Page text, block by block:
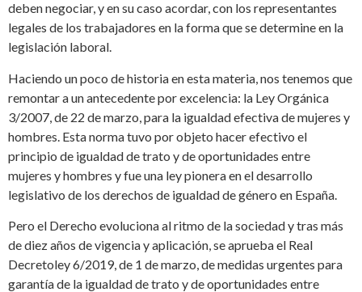
deben negociar, y en su caso acordar, con los representantes
legales de los trabajadores en la forma que se determine en la
legislación laboral.
Haciendo un poco de historia en esta materia, nos tenemos que
remontar a un antecedente por excelencia: la Ley Orgánica
3/2007, de 22 de marzo, para la igualdad efectiva de mujeres y
hombres. Esta norma tuvo por objeto hacer efectivo el
principio de igualdad de trato y de oportunidades entre
mujeres y hombres y fue una ley pionera en el desarrollo
legislativo de los derechos de igualdad de género en España.
Pero el Derecho evoluciona al ritmo de la sociedad y tras más
de diez años de vigencia y aplicación, se aprueba el Real
Decretoley 6/2019, de 1 de marzo, de medidas urgentes para
garantía de la igualdad de trato y de oportunidades entre